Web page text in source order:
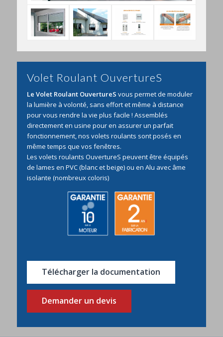
Volet Roulant OuvertureS
Le Volet Roulant OuvertureS vous permet de moduler
la lumière à volonté, sans effort et même à distance
pour vous rendre la vie plus facile ! Assemblés
directement en usine pour en assurer un parfait
fonctionnement, nos volets roulants sont posés en
même temps que vos fenêtres.
Les volets roulants OuvertureS peuvent être équipés
de lames en PVC (blanc et beige) ou en Alu avec âme
isolante (nombreux coloris)
Télécharger la documentation
Demander un devis